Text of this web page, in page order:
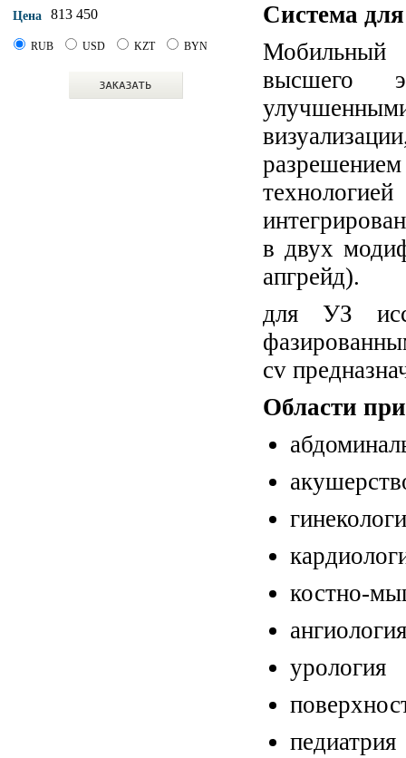
Цена 813 450
RUB USD KZT BYN
Система
Мобильный
высшего
в двух
апгрейд).
для УЗ
cv
Области
костно-
ангиология
урология
педиатрия